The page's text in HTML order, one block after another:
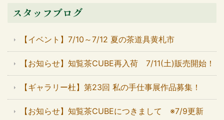
スタッフブログ
【イベント】7/10～7/12 夏の茶道具黄札市
【お知らせ】知覧茶CUBE再入荷 7/11(土)販売開始！
【ギャラリー杜】第23回 私の手仕事展作品募集！
【お知らせ】知覧茶CUBEにつきまして ※7/9更新